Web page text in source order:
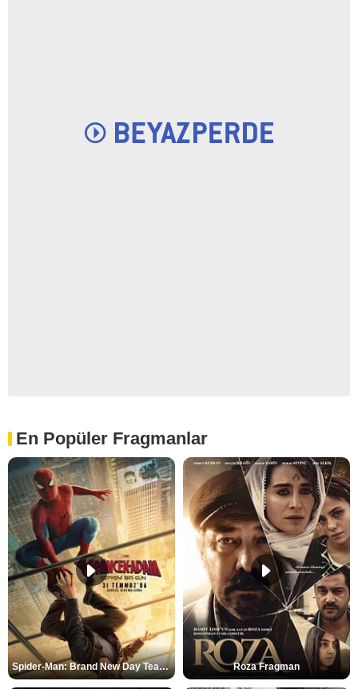
En Popüler Fragmanlar
Spider-Man: Brand New Day Teaser Roza Fragman